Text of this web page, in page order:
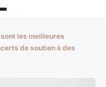
les meilleures
de soutien à des